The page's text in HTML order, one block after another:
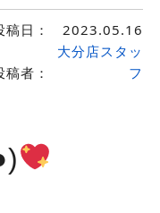
稿日： 2023.05.16
稿者：
大分店スタッ
フ